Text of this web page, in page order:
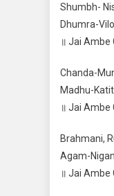
Shumbh-
Dhumra-
॥ Jai Ambe
Chanda-
Madhu-
॥ Jai Ambe
Brahmani,
Agam-
॥ Jai Ambe